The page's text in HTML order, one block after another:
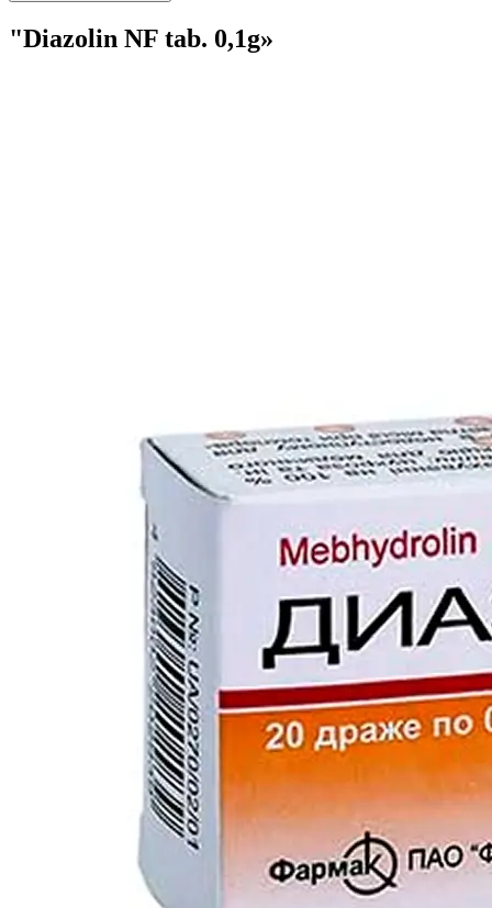
"Diazolin NF tab. 0,1g»